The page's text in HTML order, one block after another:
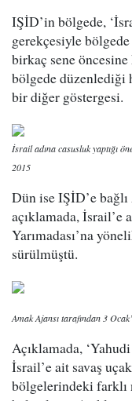
IŞİD’in bölgede,
gerekçesiyle
birkaç sene
bölgede düzenlediği
bir diğer göstergesi.
İsrail adına casusluk yaptığı
2015
Dün ise IŞİD’e
açıklamada, İsrail’e
Yarımadası’na
sürülmüştü.
Amak Ajansı tarafından 3
Açıklamada,
İsrail’e ait savaş
bölgelerindeki farklı